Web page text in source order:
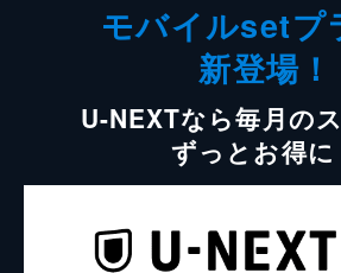
モバイルsetプ
新登場！
U-NEXTなら毎月の
ずっとお得に